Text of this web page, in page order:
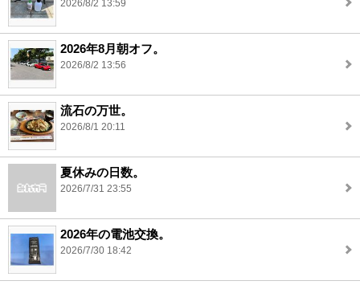
2026/8/2 13:59
2026年8月朝オフ。
2026/8/2 13:56
流石の万世。
2026/8/1 20:11
夏休みの日数。
2026/7/31 23:55
2026年の電池交換。
2026/7/30 18:42